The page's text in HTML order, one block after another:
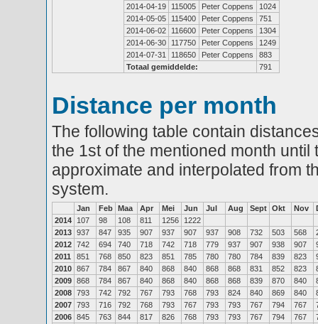
2014-04-19
115005 Peter Coppens
1024
2014-05-05
115400 Peter Coppens
751
2014-06-02
116600 Peter Coppens
1304
2014-06-30
117750 Peter Coppens
1249
2014-07-31
118650 Peter Coppens
883
Totaal gemiddelde:
791
Distance per month
The following table contain
the 1st of the mentioned month
approximate and interpolated from
system.
Jan Feb Maa Apr Mei Jun Jul Aug Sept Okt Nov
2014
107 98 108 811 1256
1222
2013 937 847 935 907 937 907 937 908 732 503 568
2012 742 694 740 718 742 718 779 937 907 938 907
2011
851 768 850 823 851 785 780 780 784 839 823
2010 867 784 867 840 868 840 868 868 831 852 823
2009 868 784 867 840 868 840 868 868 839 870 840
2008 793 742 792 767 793 768 793 824 840 869 840
2007 793 716 792 768 793 767 793 793 767 794 767
2006 845 763 844 817 826 768 793 793 767 794 767